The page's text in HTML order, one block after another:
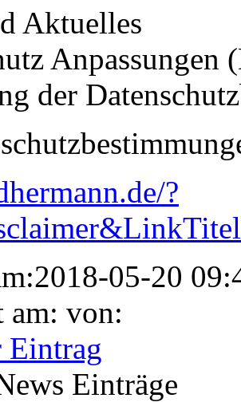
Aktuelles
Anpassungen
der
?
05-20
am: von:
Eintrag
Einträge